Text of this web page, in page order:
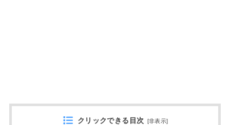
クリックできる目次 [非表示]